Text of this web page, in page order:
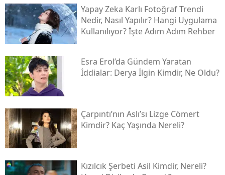
Yapay Zeka Karlı Fotoğraf Trendi
Nedir, Nasıl Yapılır? Hangi Uygulama
Kullanılıyor? İşte Adım Adım Rehber
Esra Erol’da Gündem Yaratan
İddialar: Derya İlgin Kimdir, Ne Oldu?
Çarpıntı’nın Aslı’sı Lizge Cömert
Kimdir? Kaç Yaşında Nereli?
Kızılcık Şerbeti Asil Kimdir, Nereli?